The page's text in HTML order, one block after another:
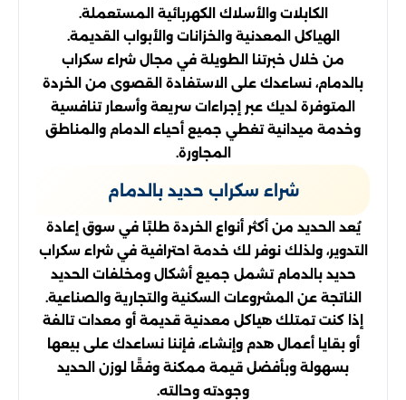
الكابلات والأسلاك الكهربائية المستعملة.
الهياكل المعدنية والخزانات والأبواب القديمة.
من خلال خبرتنا الطويلة في مجال شراء سكراب
بالدمام، نساعدك على الاستفادة القصوى من الخردة
المتوفرة لديك عبر إجراءات سريعة وأسعار تنافسية
وخدمة ميدانية تغطي جميع أحياء الدمام والمناطق
المجاورة.
شراء سكراب حديد بالدمام
يُعد الحديد من أكثر أنواع الخردة طلبًا في سوق إعادة
التدوير، ولذلك نوفر لك خدمة احترافية في شراء سكراب
حديد بالدمام تشمل جميع أشكال ومخلفات الحديد
الناتجة عن المشروعات السكنية والتجارية والصناعية.
إذا كنت تمتلك هياكل معدنية قديمة أو معدات تالفة
أو بقايا أعمال هدم وإنشاء، فإننا نساعدك على بيعها
بسهولة وبأفضل قيمة ممكنة وفقًا لوزن الحديد
وجودته وحالته.